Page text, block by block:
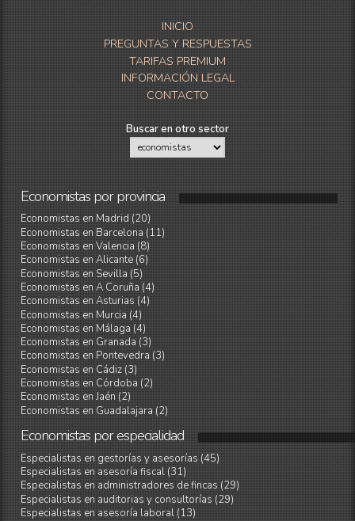
INICIO
PREGUNTAS Y RESPUESTAS
TARIFAS PREMIUM
INFORMACIÓN LEGAL
CONTACTO
Buscar en otro sector
Economistasporprovincia
Economistas en Madrid (20)
Economistas en Barcelona (11)
Economistas en Valencia (8)
Economistas en Alicante (6)
Economistas en Sevilla (5)
Economistas en A Coruña (4)
Economistas en Asturias (4)
Economistas en Murcia (4)
Economistas en Málaga (4)
Economistas en Granada (3)
Economistas en Pontevedra (3)
Economistas en Cádiz (3)
Economistas en Córdoba (2)
Economistas en Jaén (2)
Economistas en Guadalajara (2)
Economistasporespecialidad
Especialistas en gestorías y asesorías (45)
Especialistas en asesoría fiscal (31)
Especialistas en administradores de fincas (29)
Especialistas en auditorias y consultorías (29)
Especialistas en asesoría laboral (13)